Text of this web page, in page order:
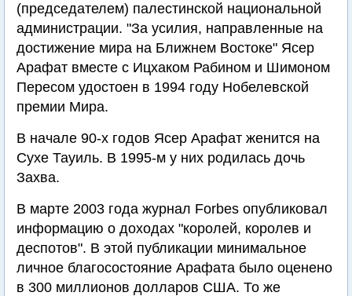
(председателем) палестинской национальной
администрации. "За усилия, направленные на
достижение мира на Ближнем Востоке" Ясер
Арафат вместе с Ицхаком Рабином и Шимоном
Пересом удостоен в 1994 году Нобелевской
премии Мира.
В начале 90-х годов Ясер Арафат женится на
Сухе Тауиль. В 1995-м у них родилась дочь
Захва.
В марте 2003 года журнал Forbes опубликовал
информацию о доходах "королей, королев и
деспотов". В этой публикации минимальное
личное благосостояние Арафата было оценено
в 300 миллионов долларов США. То же